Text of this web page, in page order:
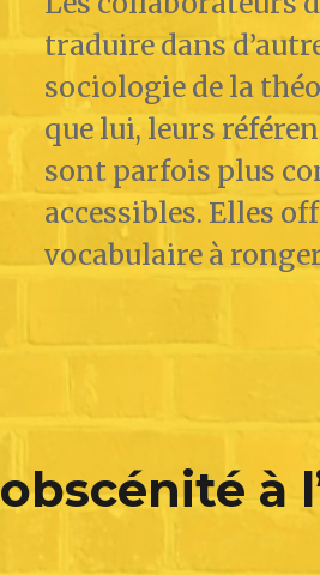
traduire dans
sociologie de la
que lui, leurs
sont parfois plus
accessibles. Elles
vocabulaire à
à